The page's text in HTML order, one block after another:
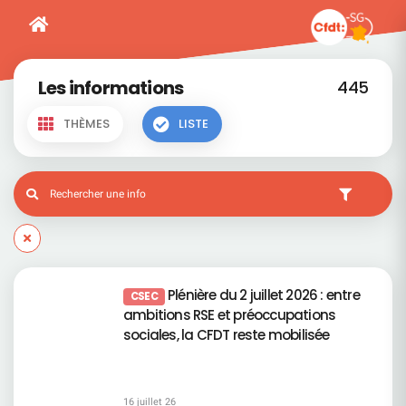
Les informations 445
THÈMES LISTE
CSEC Plénière du 2 juillet 2026 : entre
ambitions RSE et préoccupations
sociales, la CFDT reste mobilisée
16 juillet 26